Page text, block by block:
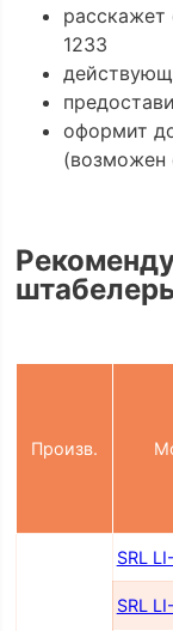
расскажет
1233
оформит
(возможен
Произв.
SRL
SRL